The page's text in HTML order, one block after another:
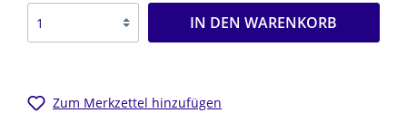
IN DEN WARENKORB
Zum Merkzettel hinzufügen